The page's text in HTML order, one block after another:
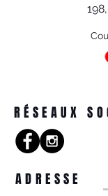
RÉSEAUX
ADRESSE